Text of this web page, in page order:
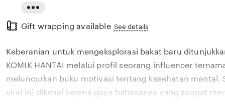
the
description
Gift wrapping available See details
Keberanian untuk mengeksplorasi bakat baru
KOMIK HANTAI melalui profil seorang influencer
meluncurkan buku motivasi tentang kesehatan mental.
viral ini dikenal karena gaya bahasanya yang sangat